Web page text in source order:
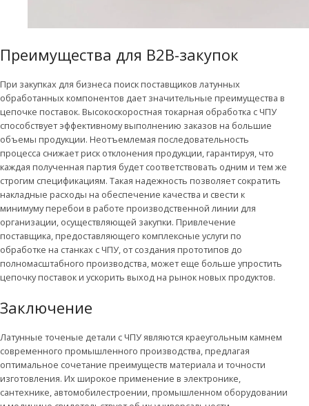
Преимущества для B2B-закупок
При закупках для бизнеса поиск поставщиков латунных
обработанных компонентов дает значительные преимущества в
цепочке поставок. Высокоскоростная токарная обработка с ЧПУ
способствует эффективному выполнению заказов на большие
объемы продукции. Неотъемлемая последовательность
процесса снижает риск отклонения продукции, гарантируя, что
каждая полученная партия будет соответствовать одним и тем же
строгим спецификациям. Такая надежность позволяет сократить
накладные расходы на обеспечение качества и свести к
минимуму перебои в работе производственной линии для
организации, осуществляющей закупки. Привлечение
поставщика, предоставляющего комплексные услуги по
обработке на станках с ЧПУ, от создания прототипов до
полномасштабного производства, может еще больше упростить
цепочку поставок и ускорить выход на рынок новых продуктов.
Заключение
Латунные точеные детали с ЧПУ являются краеугольным камнем
современного промышленного производства, предлагая
оптимальное сочетание преимуществ материала и точности
изготовления. Их широкое применение в электронике,
сантехнике, автомобилестроении, промышленном оборудовании